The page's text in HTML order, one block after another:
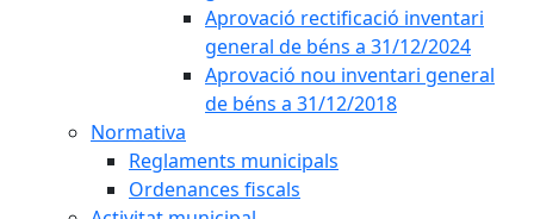
Aprovació rectificació inventari
general de béns a 31/12/2024
Aprovació nou inventari general
de béns a 31/12/2018
Normativa
Reglaments municipals
Ordenances fiscals